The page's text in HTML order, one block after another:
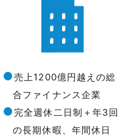
売上1200億円越えの総
合ファイナンス企業
完全週休二日制＋年3回
の長期休暇、年間休日